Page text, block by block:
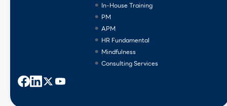
In-House Training
PM
APM
HR Fundamental
Mindfulness
Consulting Services